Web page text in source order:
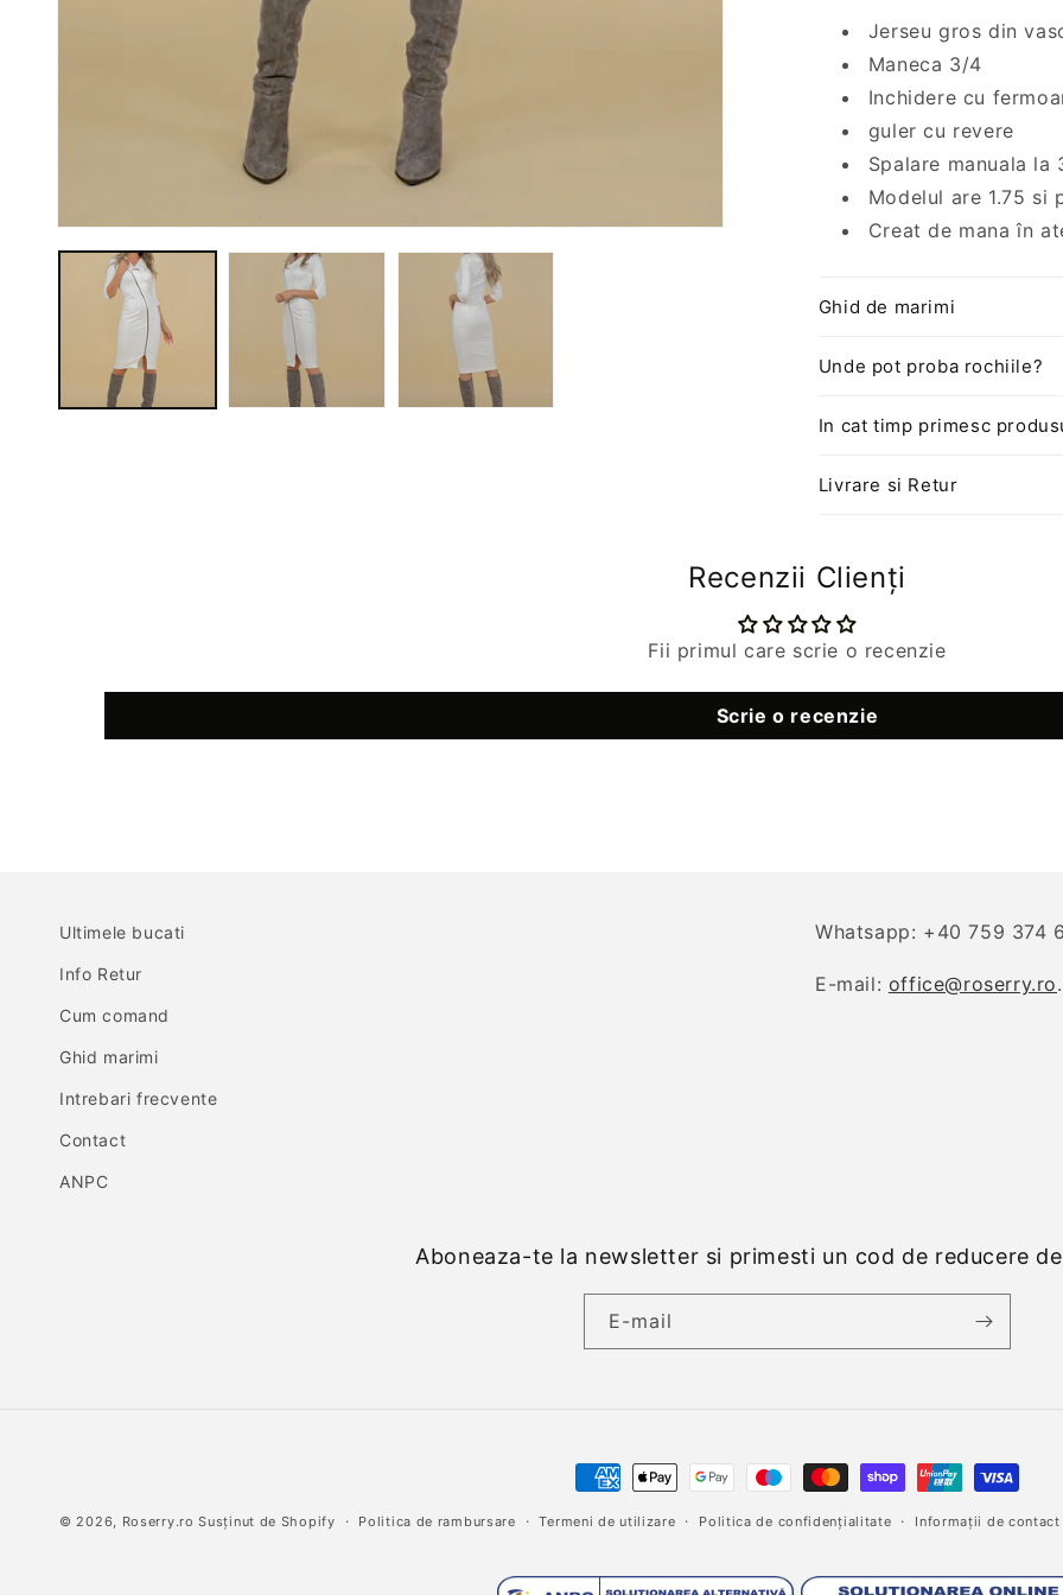
Chelsea
Chelsea
Jerseu gros din
Maneca 3/4
Inchidere cu
guler cu revere
Spalare manuala la
Modelul are 1.75 si
Creat de mana în
Ghid de marimi
Unde pot proba rochiile?
In cat timp primesc
Livrare si Retur
Recenzii Clienți
Fii primul care scrie o recenzie
Scrie o recenzie
Ultimele bucati
Info Retur
Cum comand
Ghid marimi
Intrebari frecvente
Contact
ANPC
Whatsapp: +40 759 374
E-mail: office@roserry.ro.
Aboneaza-te la newsletter si primesti un cod de reducere de
E-mail
Metode
de
© 2026, Roserry.ro Susținut de Shopify Politica de rambursare Termeni de utilizare Politica de confidențialitate Informații de contact